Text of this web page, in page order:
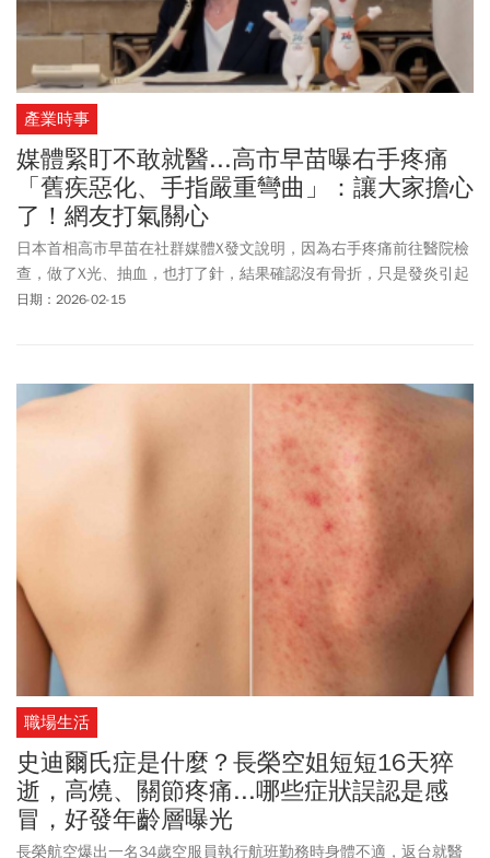
產業時事
媒體緊盯不敢就醫...高市早苗曝右手疼痛
「舊疾惡化、手指嚴重彎曲」：讓大家擔心
了！網友打氣關心
日本首相高市早苗在社群媒體X發文說明，因為右手疼痛前往醫院檢
查，做了X光、抽血，也打了針，結果確認沒有骨折，只是發炎引起
的疼痛。這則貼文截至晚間9時許有超過370萬次觀看、3000多則發
日期：2026-02-15
職場生活
史迪爾氏症是什麼？長榮空姐短短16天猝
逝，高燒、關節疼痛...哪些症狀誤認是感
冒，好發年齡層曝光
長榮航空爆出一名34歲空服員執行航班勤務時身體不適，返台就醫